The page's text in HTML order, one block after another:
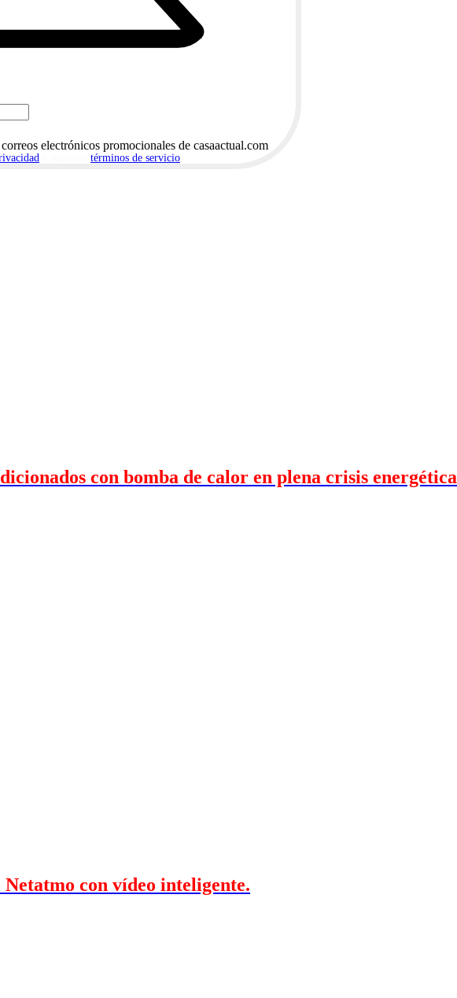
electrónicos promocionales de casaactual.com
términos de servicio
con bomba de calor en plena crisis energética
con vídeo inteligente.